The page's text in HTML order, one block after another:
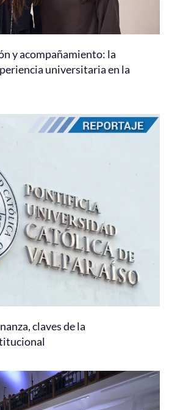
y acompañamiento: la
universitaria en la
claves de la